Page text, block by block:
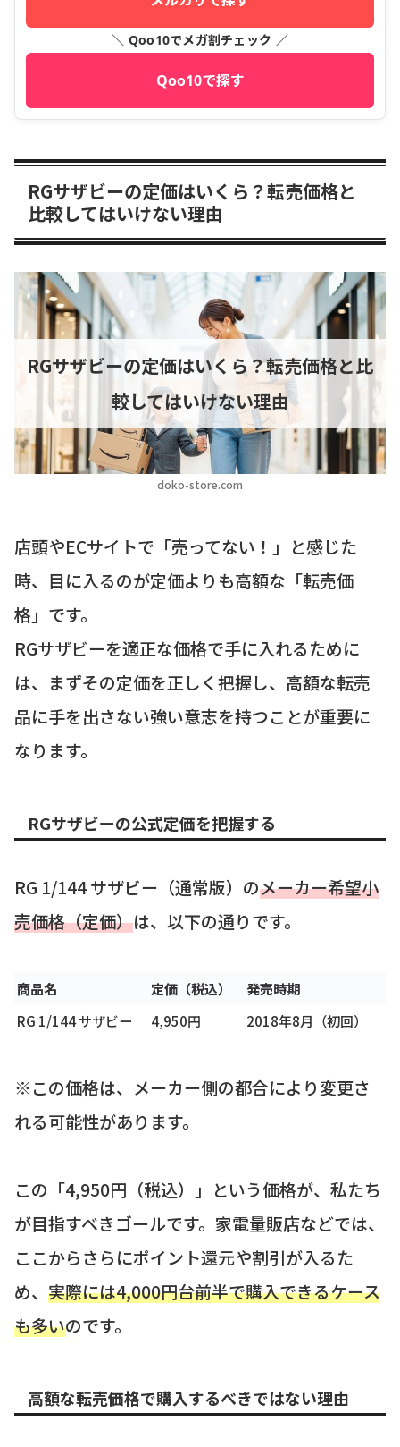
＼ Qoo10でメガ割チェック ／
Qoo10で探す
RGサザビーの定価はいくら？転売価格と
比較してはいけない理由
doko-store.com
RGサザビーの定価はいくら？転売価格と比
較してはいけない理由
店頭やECサイトで「売ってない！」と感じた
時、目に入るのが定価よりも高額な「転売価
格」です。
RGサザビーを適正な価格で手に入れるために
は、まずその定価を正しく把握し、高額な転売
品に手を出さない強い意志を持つことが重要に
なります。
RGサザビーの公式定価を把握する
RG 1/144 サザビー（通常版）のメーカー希望小
売価格（定価）は、以下の通りです。
商品名 定価（税込）
発売時期
RG 1/144 サザビー
4,950円 2018年8月（初回）
※この価格は、メーカー側の都合により変更さ
れる可能性があります。
この「4,950円（税込）」という価格が、私たち
が目指すべきゴールです。家電量販店などでは、
ここからさらにポイント還元や割引が入るた
め、 実際には4,000円台前半で購入できるケース
も多いのです。
高額な転売価格で購入するべきではない理由